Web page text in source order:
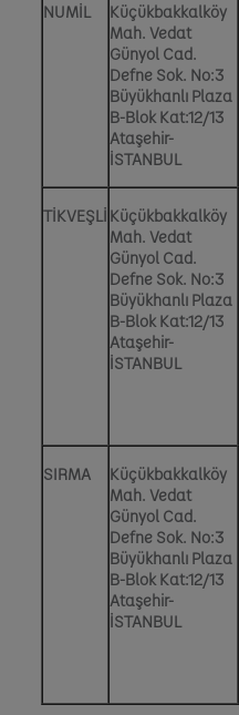
NUMİL
Küçükbakkalköy
Mah. Vedat
Günyol Cad.
Defne Sok. No:3
Büyükhanlı Plaza
B-Blok Kat:12/13
Ataşehir-
İSTANBUL
TİKVEŞLİ Küçükbakkalköy
Mah. Vedat
Günyol Cad.
Defne Sok. No:3
Büyükhanlı Plaza
B-Blok Kat:12/13
Ataşehir-
İSTANBUL
SIRMA
Küçükbakkalköy
Mah. Vedat
Günyol Cad.
Defne Sok. No:3
Büyükhanlı Plaza
B-Blok Kat:12/13
Ataşehir-
İSTANBUL